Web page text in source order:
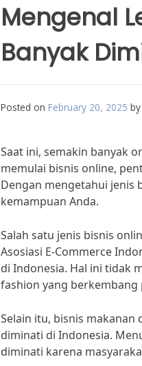
Mengenal
Banyak
Posted on February 20, 2025 by
Saat ini, semakin banyak
memulai bisnis online,
Dengan mengetahui jenis
kemampuan Anda.
Salah satu jenis bisnis
Asosiasi E-Commerce
di Indonesia. Hal ini tidak
fashion yang berkembang
Selain itu, bisnis
diminati di Indonesia.
diminati karena